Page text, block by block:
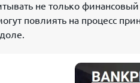
не только
повлиять на процесс